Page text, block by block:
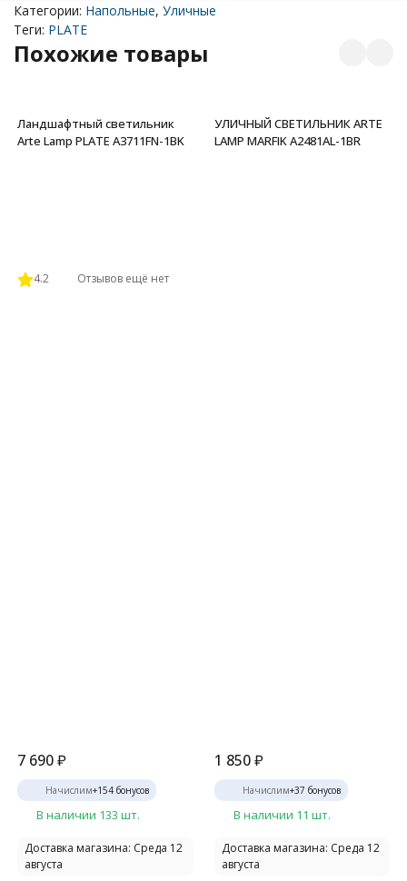
Категории: Напольные, Уличные
Теги: PLATE
Похожие товары
Ландшафтный светильник
Arte Lamp PLATE A3711FN-1BK
4.2 Отзывов ещё нет
7 690₽
Начислим+154 бонусов
В наличии 133 шт.
Доставка магазина: Среда 12
августа
УЛИЧНЫЙ СВЕТИЛЬНИК ARTE
LAMP MARFIK A2481AL-1BR
1 850 ₽
Начислим+37 бонусов
В наличии 11 шт.
Доставка магазина: Среда 12
августа